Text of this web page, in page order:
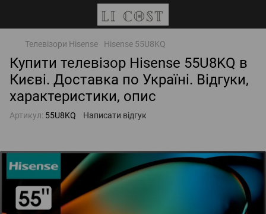
Телевізори Hisense Hisense 55U8KQ
Купити телевізор Hisense 55U8KQ в
Києві. Доставка по Україні. Відгуки,
характеристики, опис
Артикул: 55U8KQ Написати відгук